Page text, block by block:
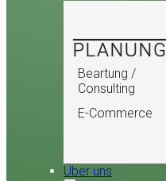
PLANUNG
Beartung /
Consulting
E-Commerce
Über uns